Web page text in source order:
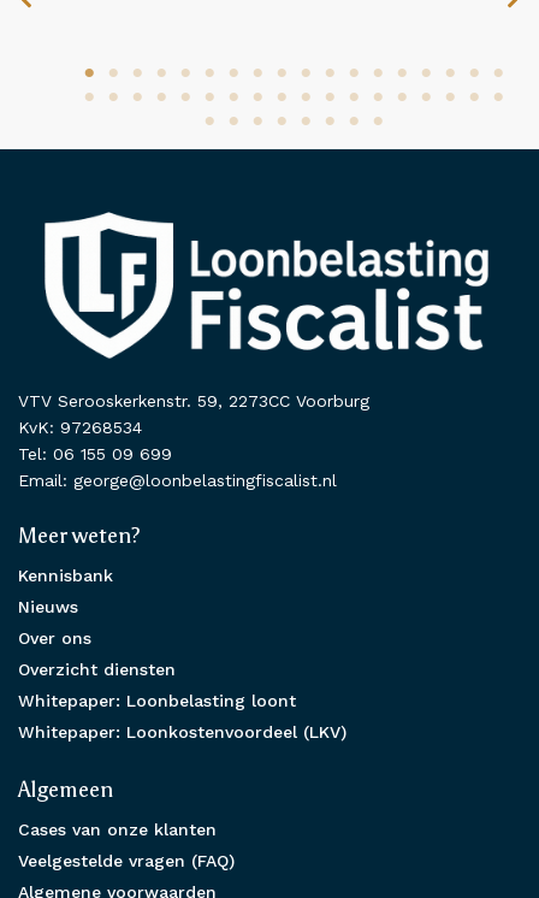
VTV Serooskerkenstr. 59, 2273CC Voorburg
KvK: 97268534
Tel: 06 155 09 699
Email: george@loonbelastingfiscalist.nl
Meer weten?
Kennisbank
Nieuws
Over ons
Overzicht diensten
Whitepaper: Loonbelasting loont
Whitepaper: Loonkostenvoordeel (LKV)
Algemeen
Cases van onze klanten
Veelgestelde vragen (FAQ)
Algemene voorwaarden